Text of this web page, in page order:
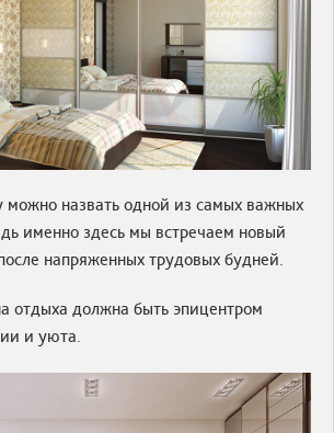
можно назвать одной из самых важных
именно здесь мы встречаем новый
напряженных трудовых будней.
отдыха должна быть эпицентром
и уюта.